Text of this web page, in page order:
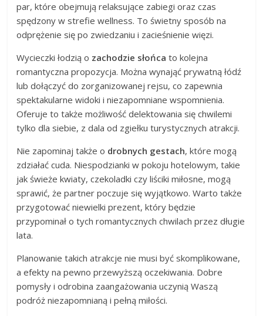
par, które obejmują relaksujące zabiegi oraz czas
spędzony w strefie wellness. To świetny sposób na
odprężenie się po zwiedzaniu i zacieśnienie więzi.
Wycieczki łodzią o zachodzie słońca to kolejna
romantyczna propozycja. Można wynająć prywatną łódź
lub dołączyć do zorganizowanej rejsu, co zapewnia
spektakularne widoki i niezapomniane wspomnienia.
Oferuje to także możliwość delektowania się chwilemi
tylko dla siebie, z dala od zgiełku turystycznych atrakcji.
Nie zapominaj także o drobnych gestach, które mogą
zdziałać cuda. Niespodzianki w pokoju hotelowym, takie
jak świeże kwiaty, czekoladki czy liściki miłosne, mogą
sprawić, że partner poczuje się wyjątkowo. Warto także
przygotować niewielki prezent, który będzie
przypominał o tych romantycznych chwilach przez długie
lata.
Planowanie takich atrakcje nie musi być skomplikowane,
a efekty na pewno przewyższą oczekiwania. Dobre
pomysły i odrobina zaangażowania uczynią Waszą
podróż niezapomnianą i pełną miłości.